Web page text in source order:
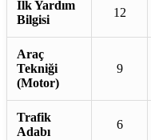
İlk Yardım
Bilgisi
12
Araç
Tekniği
(Motor)
9
Trafik
Adabı
6